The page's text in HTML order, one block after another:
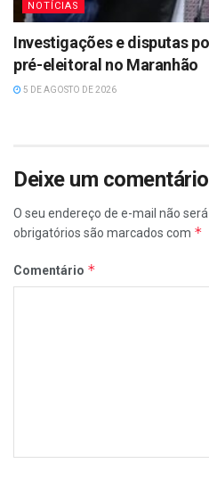
NOTÍCIAS
Investigações e disputas
pré-eleitoral no Maranhão
5 DE AGOSTO DE 2026
Deixe um comentário
O seu endereço de e-mail não será
obrigatórios são marcados com *
Comentário *